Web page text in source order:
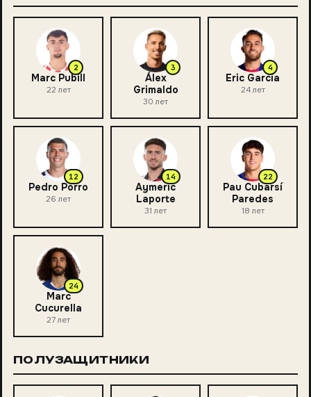
2
Marc Pubill
22 лет
3
Álex
Grimaldo
30 лет
4
Eric García
24лет
12
Pedro Porro
26 лет
14
Aymeric
Laporte
31 лет
22
Pau Cubarsí
Paredes
18 лет
24
Marc
Cucurella
27 лет
ПОЛУЗАЩИТНИКИ